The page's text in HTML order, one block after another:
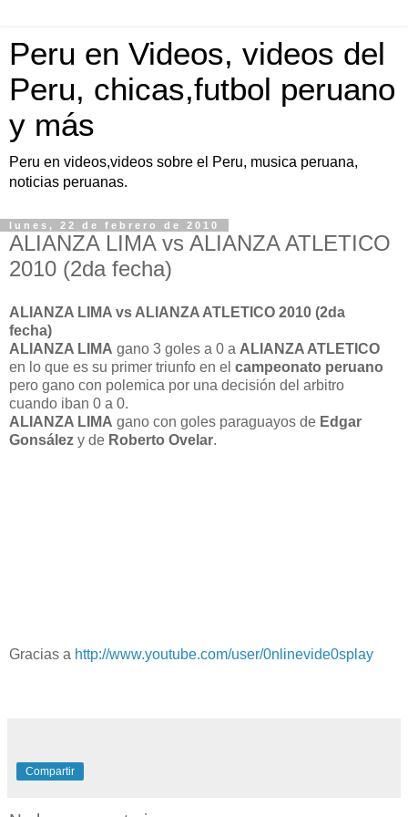
Peru en Videos, videos del
Peru, chicas,futbol peruano
y más
Peru en videos,videos sobre el Peru, musica peruana,
noticias peruanas.
lunes, 22 de febrero de 2010
ALIANZA LIMA vs ALIANZA ATLETICO
2010 (2da fecha)
ALIANZA LIMA vs ALIANZA ATLETICO 2010 (2da
fecha)
ALIANZA LIMA gano 3 goles a 0 a ALIANZA ATLETICO
en lo que es su primer triunfo en el campeonato peruano
pero gano con polemica por una decisión del arbitro
cuando iban 0 a 0.
ALIANZA LIMA gano con goles paraguayos de Edgar
Gonsález y de Roberto Ovelar.
Gracias a http://www.youtube.com/user/0nlinevide0splay
Compartir